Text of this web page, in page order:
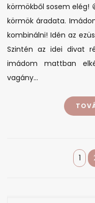
körmökből sosem elég!
körmök áradata.
kombinálni! Idén az
Szintén az idei divat
imádom mattban
vagány…
1